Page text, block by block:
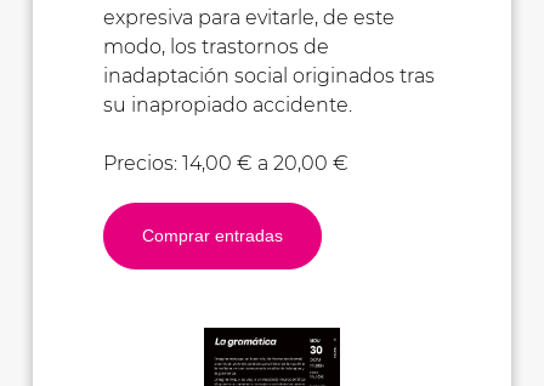
expresiva para evitarle, de este
modo, los trastornos de
inadaptación social originados tras
su inapropiado accidente.
Precios: 14,00 € a 20,00 €
Comprar entradas